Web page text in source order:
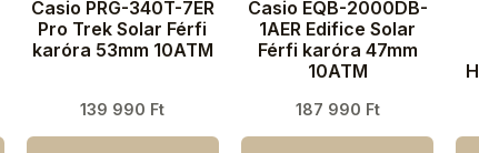
Casio PRG-340T-7ER
Pro Trek Solar Férfi
karóra 53mm 10ATM
139 990 Ft
Casio EQB-2000DB-
1AER Edifice Solar
Férfi karóra 47mm
10ATM
187 990 Ft